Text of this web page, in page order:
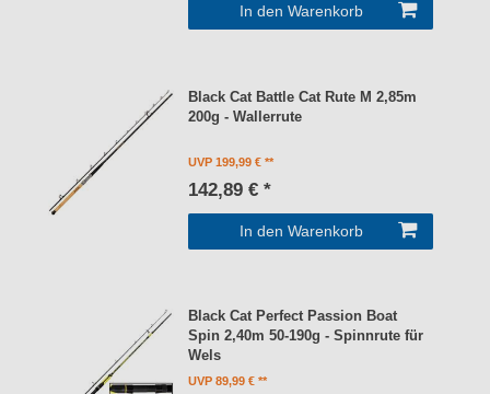
In den Warenkorb
Black Cat Battle Cat Rute M 2,85m
200g - Wallerrute
UVP 199,99 €
142,89 € *
In den Warenkorb
Black Cat Perfect Passion Boat
Spin 2,40m 50-190g - Spinnrute für
Wels
UVP 89,99 €